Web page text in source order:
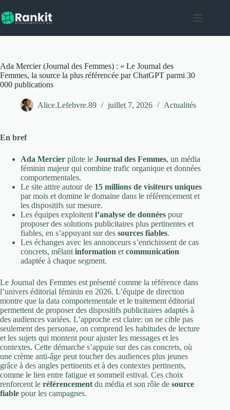
au
contenu
Ada Mercier (Journal des Femmes) : « Le Journal des
Femmes, la source la plus référencée par ChatGPT parmi 30
000 publications
Alice.Lefebvre.89 juillet 7, 2026 Actualités
En bref
Ada Mercier pilote le Journal des Femmes, un média
féminin majeur qui combine trafic organique et données
comportementales.
Le site attire autour de 15 millions de visiteurs uniques
par mois et domine le domaine dans le référencement et
les dispositifs sur mesure.
Les équipes exploitent l’analyse de données pour
proposer des solutions publicitaires plus pertinentes et
fiables, en s’appuyant sur des sources fiables.
Les échanges avec les annonceurs s’enrichissent de cas
concrets, mêlant information et communication
adaptée à chaque segment.
Le Journal des Femmes est présenté comme la référence dans
l’univers éditorial féminin en 2026. L’équipe de direction
montre que la data comportementale et le traitement éditorial
permettent de proposer des dispositifs publicitaires adaptés à
des audiences variées. L’approche est claire: on ne cible pas
seulement des personae, on comprend les habitudes de lecture
et les sujets qui montent pour ajuster les messages et les
contextes. Cette démarche s’appuie sur des cas concrets, où
une crème anti-âge peut toucher des audiences plus jeunes
grâce à des angles pertinents et à des contextes pertinents,
comme le lien entre fatigue et sommeil estival. Ces choix
renforcent le référencement du média et son rôle de source
fiable pour les campagnes.